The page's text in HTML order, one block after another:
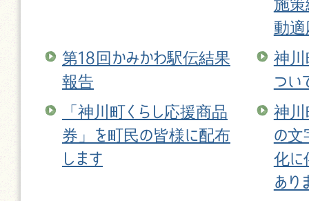
施策
動
第18回かみかわ駅伝結果
報告
神川
つい
「神川町くらし応援商品
券」を町民の皆様に配布
します
神川
の文
化に
あり